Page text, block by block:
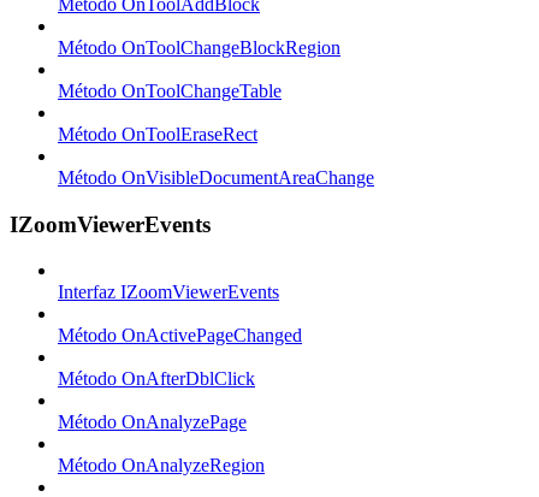
Método OnToolChangeBlockRegion
Método OnToolChangeTable
Método OnToolEraseRect
Método OnVisibleDocumentAreaChange
IZoomViewerEvents
Interfaz IZoomViewerEvents
Método OnActivePageChanged
Método OnAfterDblClick
Método OnAnalyzePage
Método OnAnalyzeRegion